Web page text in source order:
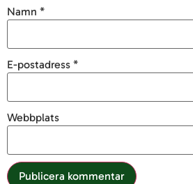
Namn *
E-postadress *
Webbplats